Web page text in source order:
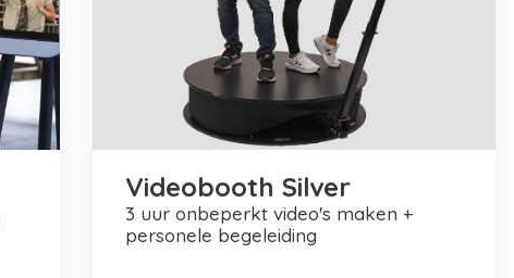
Videobooth Silver
3 uur onbeperkt video's maken +
personele begeleiding